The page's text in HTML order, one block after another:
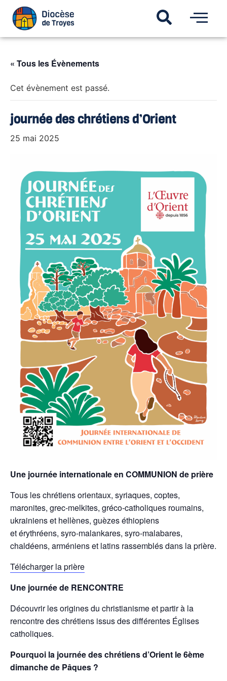
« Tous les Évènements
Cet évènement est passé.
journée des chrétiens d’Orient
25 mai 2025
Une journée internationale en COMMUNION de prière
Tous les chrétiens orientaux, syriaques, coptes,
maronites, grec-melkites, gréco-catholiques roumains,
ukrainiens et hellènes, guèzes éthiopiens
et érythréens, syro-malankares, syro-malabares,
chaldéens, arméniens et latins rassemblés dans la prière.
Télécharger la prière
Une journée de RENCONTRE
Découvrir les origines du christianisme et partir à la
rencontre des chrétiens issus des différentes Églises
catholiques.
Pourquoi la journée des chrétiens d’Orient le 6ème
dimanche de Pâques ?